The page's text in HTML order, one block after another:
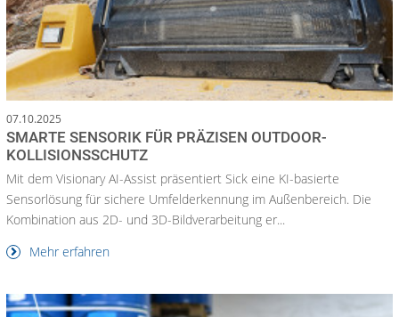
07.10.2025
SMARTE SENSORIK FÜR PRÄZISEN OUTDOOR-
KOLLISIONSSCHUTZ
Mit dem Visionary AI-Assist präsentiert Sick eine KI-basierte
Sensorlösung für sichere Umfelderkennung im Außenbereich. Die
Kombination aus 2D- und 3D-Bildverarbeitung er...
Mehr erfahren